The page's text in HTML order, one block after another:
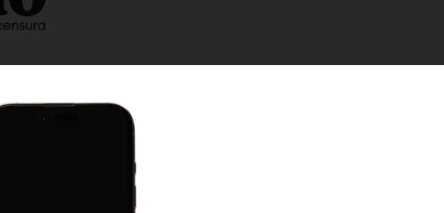
Elías Sayegh, Darwin González,